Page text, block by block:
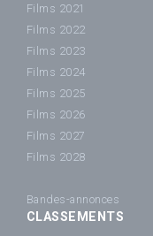
Films 2021
Films 2022
Films 2023
Films 2024
Films 2025
Films 2026
Films 2027
Films 2028
Bandes-annonces
CLASSEMENTS